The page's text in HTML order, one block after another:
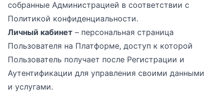
собранные Администрацией в соответствии с
Политикой конфиденциальности.
Личный кабинет – персональная страница
Пользователя на Платформе, доступ к которой
Пользователь получает после Регистрации и
Аутентификации для управления своими данными
и услугами.